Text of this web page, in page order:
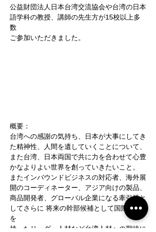
公益財団法人日本台湾交流協会や台湾の日本
語学科の教授、講師の先生方が15校以上多
数
ご参加いただきました。
概要：
台湾への感謝の気持ち、日本が大事にしてき
た精神性、人間を遺していくことについて、
また台湾、日本両国で共に力を合わせて心豊
かなよりよい世界を創っていきたいこと。
またインバウンドビジネスの対応者、海外展
開のコーディネーター、アジア向けの製品、
商品開発者、グローバル企業になる牽引役と
してさらに 将来の幹部候補として国際感覚
を
持ったリーダー人材など台湾人材への期待に